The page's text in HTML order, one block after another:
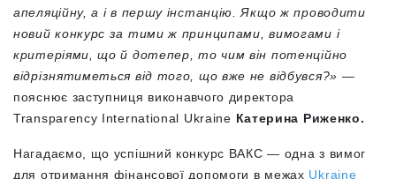
апеляційну, а і в першу інстанцію. Якщо ж проводити
новий конкурс за тими ж принципами, вимогами і
критеріями, що й дотепер, то чим він потенційно
відрізнятиметься від того, що вже не відбувся?» —
пояснює заступниця виконавчого директора
Transparency International Ukraine Катерина Риженко.
Нагадаємо, що успішний конкурс ВАКС — одна з вимог
для отримання фінансової допомоги в межах Ukraine